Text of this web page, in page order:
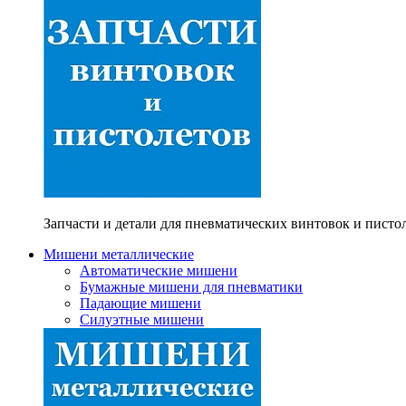
Запчасти и детали для пневматических винтовок и
Мишени металлические
Автоматические мишени
Бумажные мишени для пневматики
Падающие мишени
Силуэтные мишени